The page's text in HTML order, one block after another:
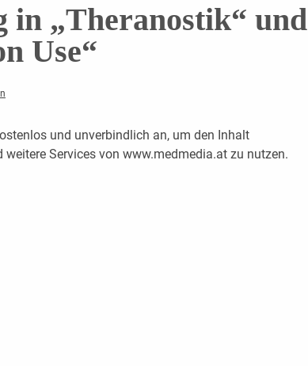
in „Theranostik“ und
Use“
und unverbindlich an, um den Inhalt
Services von www.medmedia.at zu nutzen.